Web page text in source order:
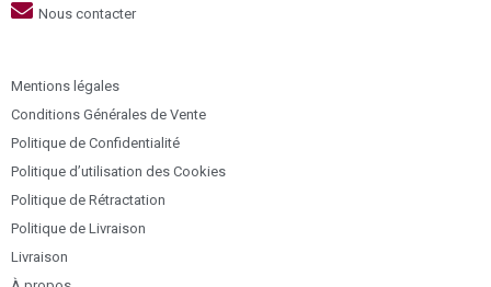
Nous contacter
Mentions légales
Conditions Générales de Vente
Politique de Confidentialité
Politique d’utilisation des Cookies
Politique de Rétractation
Politique de Livraison
Livraison